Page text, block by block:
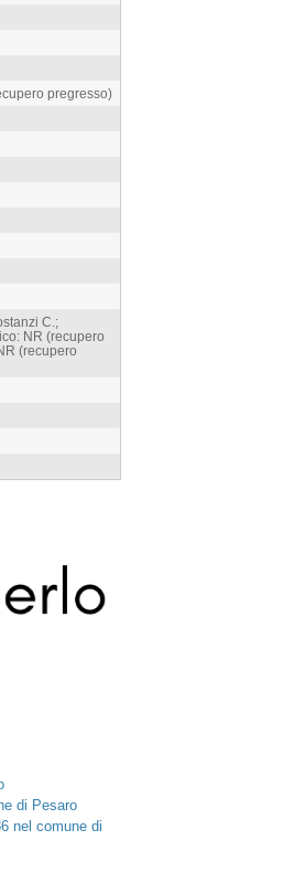
pregresso)
C.;
NR (recupero
(recupero
di Pesaro
nel comune di